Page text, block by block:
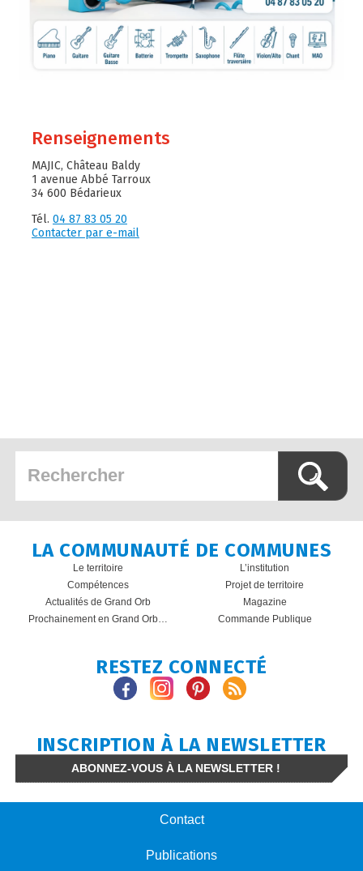
Renseignements
MAJIC, Château Baldy
1 avenue Abbé Tarroux
34 600 Bédarieux
Tél. 04 87 83 05 20
Contacter par e-mail
LA COMMUNAUTÉ DE COMMUNES
Le territoire
L’institution
Compétences
Projet de territoire
Actualités de Grand Orb
Magazine
Prochainement en Grand Orb…
Commande Publique
RESTEZ CONNECTÉ
INSCRIPTION À LA NEWSLETTER
ABONNEZ-VOUS À LA NEWSLETTER !
Contact
Publications